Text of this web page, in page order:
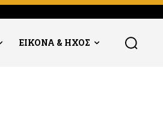
ΕΙΚΟΝΑ & ΗΧΟΣ